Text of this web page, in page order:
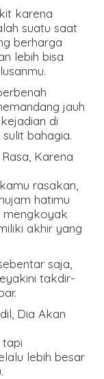
karena
suatu saat
berharga
lebih bisa
jauh
di
bahagia.
Karena
rasakan,
hatimu
mengkoyak
akhir yang
saja,
takdir-
Dia Akan
lebih besar